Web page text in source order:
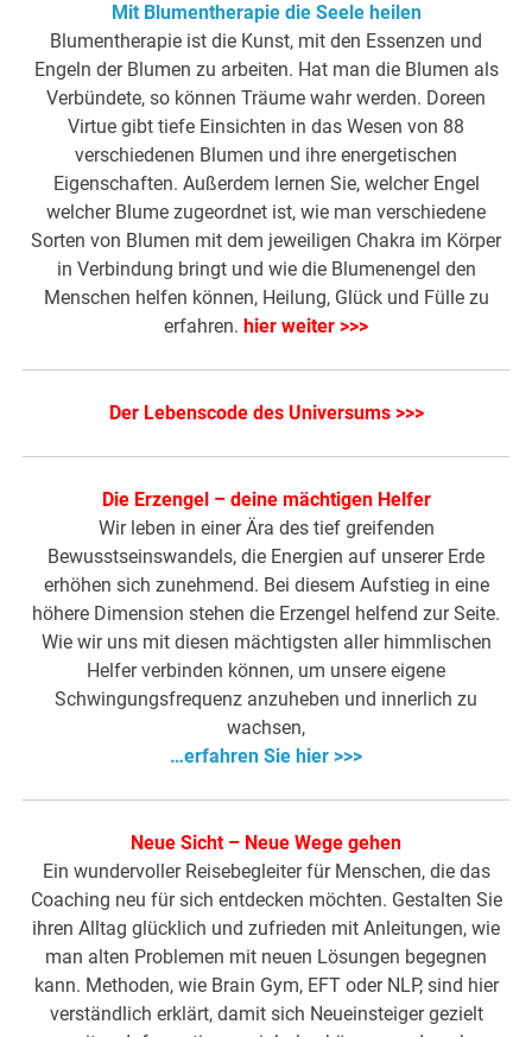
Mit Blumentherapie die Seele heilen
Blumentherapie ist die Kunst, mit den Essenzen und
Engeln der Blumen zu arbeiten. Hat man die Blumen als
Verbündete, so können Träume wahr werden. Doreen
Virtue gibt tiefe Einsichten in das Wesen von 88
verschiedenen Blumen und ihre energetischen
Eigenschaften. Außerdem lernen Sie, welcher Engel
welcher Blume zugeordnet ist, wie man verschiedene
Sorten von Blumen mit dem jeweiligen Chakra im Körper
in Verbindung bringt und wie die Blumenengel den
Menschen helfen können, Heilung, Glück und Fülle zu
erfahren. hier weiter >>>
Der Lebenscode des Universums >>>
Die Erzengel – deine mächtigen Helfer
Wir leben in einer Ära des tief greifenden
Bewusstseinswandels, die Energien auf unserer Erde
erhöhen sich zunehmend. Bei diesem Aufstieg in eine
höhere Dimension stehen die Erzengel helfend zur Seite.
Wie wir uns mit diesen mächtigsten aller himmlischen
Helfer verbinden können, um unsere eigene
Schwingungsfrequenz anzuheben und innerlich zu
wachsen,
…erfahren Sie hier >>>
Neue Sicht – Neue Wege gehen
Ein wundervoller Reisebegleiter für Menschen, die das
Coaching neu für sich entdecken möchten. Gestalten Sie
ihren Alltag glücklich und zufrieden mit Anleitungen, wie
man alten Problemen mit neuen Lösungen begegnen
kann. Methoden, wie Brain Gym, EFT oder NLP, sind hier
verständlich erklärt, damit sich Neueinsteiger gezielt